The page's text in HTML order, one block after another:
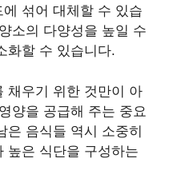
섞어 대체할 수 있습
소의 다양성을 높일 수
화할 수 있습니다.
채우기 위한 것만이 아
양을 공급해 주는 중요
은 음식들 역시 소중히
높은 식단을 구성하는